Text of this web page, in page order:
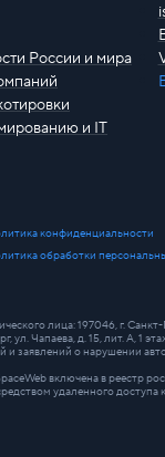
России и мира
и IT
конфиденциальности
обработки
лица: 197046, г.
ул. Чапаева, д. 15, лит. А, 1
заявлений о нарушении
включена в реестр
удаленного